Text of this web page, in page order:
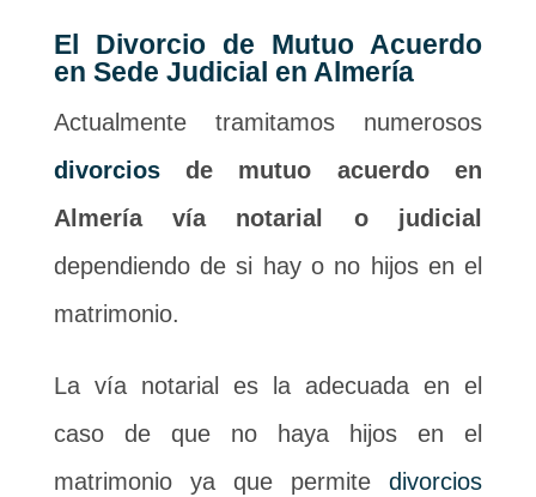
El Divorcio de Mutuo Acuerdo
en Sede Judicial en Almería
Actualmente tramitamos numerosos
divorciosde mutuo acuerdo en
Almería vía notarial o judicial
dependiendo de si hay o no hijos en el
matrimonio.
La vía notarial es la adecuada en el
caso de que no haya hijos en el
matrimonio ya que permitedivorcios